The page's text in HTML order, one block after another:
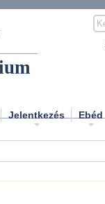
Jelentkezés Ebéd